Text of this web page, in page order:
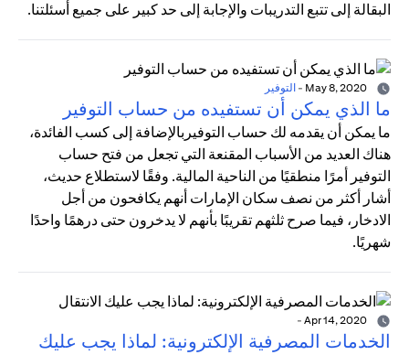
البقالة إلى تتبع التدريبات والإجابة إلى حد كبير على جميع أسئلتنا.
- التوفير
ما الذي يمكن أن تستفيده من حساب التوفير
ما يمكن أن يقدمه لك حساب التوفيربالإضافة إلى كسب الفائدة،
هناك العديد من الأسباب المقنعة التي تجعل من فتح حساب
التوفير أمرًا منطقيًا من الناحية المالية. وفقًا لاستطلاع حديث،
أشار أكثر من نصف سكان الإمارات أنهم يكافحون من أجل
الادخار، فيما صرح ثلثهم تقريبًا بأنهم لا يدخرون حتى درهمًا واحدًا
شهريًا.
-
الخدمات المصرفية الإلكترونية: لماذا يجب عليك